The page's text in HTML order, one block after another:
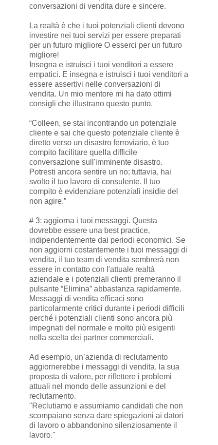
conversazioni di vendita dure e sincere.
La realtà è che i tuoi potenziali clienti devono
investire nei tuoi servizi per essere preparati
per un futuro migliore O esserci per un futuro
migliore!
Insegna e istruisci i tuoi venditori a essere
empatici. E insegna e istruisci i tuoi venditori a
essere assertivi nelle conversazioni di
vendita. Un mio mentore mi ha dato ottimi
consigli che illustrano questo punto.
“Colleen, se stai incontrando un potenziale
cliente e sai che questo potenziale cliente è
diretto verso un disastro ferroviario, è tuo
compito facilitare quella difficile
conversazione sull'imminente disastro.
Potresti ancora sentire un no; tuttavia, hai
svolto il tuo lavoro di consulente. Il tuo
compito è evidenziare potenziali insidie del
non agire.”
# 3: aggiorna i tuoi messaggi. Questa
dovrebbe essere una best practice,
indipendentemente dai periodi economici. Se
non aggiorni costantemente i tuoi messaggi di
vendita, il tuo team di vendita sembrerà non
essere in contatto con l'attuale realtà
aziendale e i potenziali clienti premeranno il
pulsante “Elimina” abbastanza rapidamente.
Messaggi di vendita efficaci sono
particolarmente critici durante i periodi difficili
perché i potenziali clienti sono ancora più
impegnati del normale e molto più esigenti
nella scelta dei partner commerciali.
Ad esempio, un’azienda di reclutamento
aggiornerebbe i messaggi di vendita, la sua
proposta di valore, per riflettere i problemi
attuali nel mondo delle assunzioni e del
reclutamento.
"Reclutiamo e assumiamo candidati che non
scompaiano senza dare spiegazioni ai datori
di lavoro o abbandonino silenziosamente il
lavoro."